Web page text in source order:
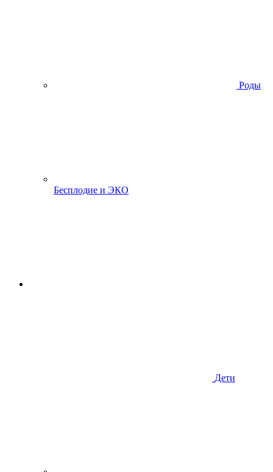
Роды
Бесплодие и ЭКО
Дети